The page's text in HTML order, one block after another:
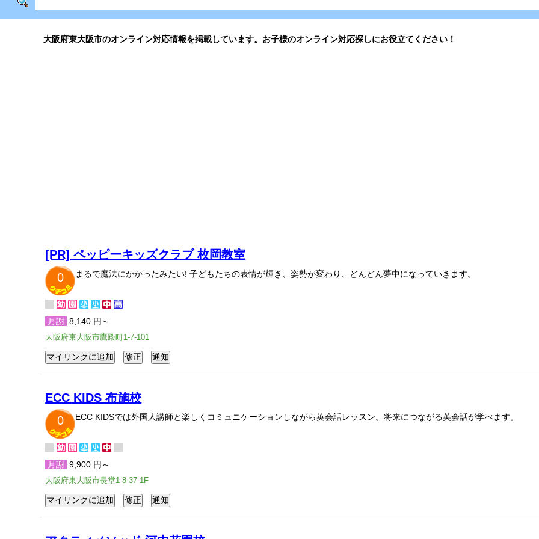
大阪府東大阪市のオンライン対応情報を掲載しています。お子様のオンライン対応探しにお役立てください！
[PR] ペッピーキッズクラブ 枚岡教室
0
まるで魔法にかかったみたい! 子どもたちの表情が輝き、姿勢が変わり、どんどん夢中になっていきます。
月謝 8,140 円～
大阪府東大阪市鷹殿町1-7-101
ECC KIDS 布施校
0
ECC KIDSでは外国人講師と楽しくコミュニケーションしながら英会話レッスン。将来につながる英会話が学べます。
月謝 9,900 円～
大阪府東大阪市長堂1-8-37-1F